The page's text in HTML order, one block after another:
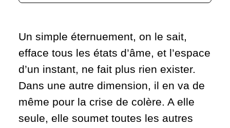
Un simple éternuement, on le sait,
efface tous les états d’âme, et l’espace
d’un instant, ne fait plus rien exister.
Dans une autre dimension, il en va de
même pour la crise de colère. A elle
seule, elle soumet toutes les autres